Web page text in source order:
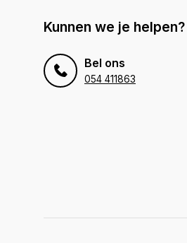
Kunnen we je helpen?
Bel ons
054 411863